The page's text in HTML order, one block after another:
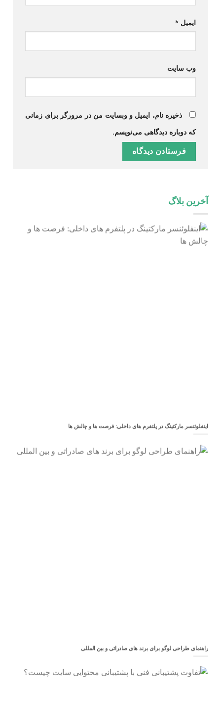
ایمیل*
وب‌ سایت
ذخیره نام، ایمیل و وبسایت من در مرورگر برای زمانی
که دوباره دیدگاهی می‌نویسم.
آخرین بلاگ
اینفلوئنسر مارکتینگ در پلتفرم های داخلی: فرصت ها و چالش ها
راهنمای طراحی لوگو برای برند های صادراتی و بین المللی